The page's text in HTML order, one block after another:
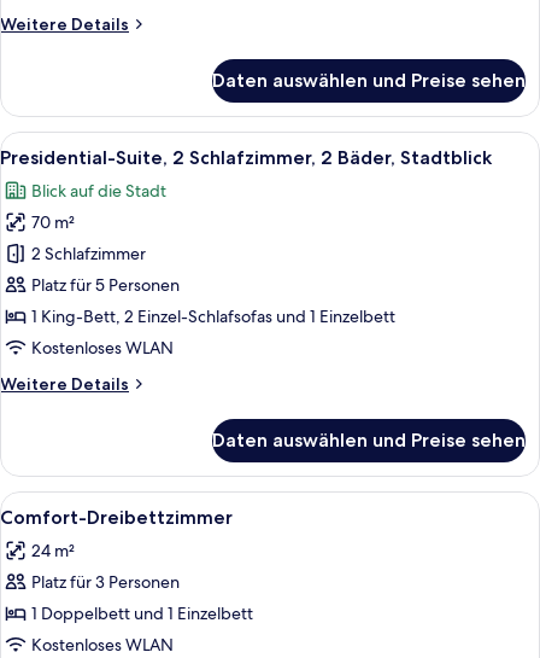
Weitere Details
Weitere
Loft
Daten auswählen und Preise sehen
Alle
Fotos
für
Presidential-
Suite,
2 Schlafzimmer,
2
Bäder,
anzeigen
Ein modernes Badezimmer mit
4
Presidential-Suite, 2 Schlafzimmer, 2 Bäder, Stadtblick
Blick auf die Stadt
70 m²
2 Schlafzimmer
Platz für 5 Personen
1 King-Bett, 2 Einzel-Schlafsofas und 1 Einzelbett
Kostenloses WLAN
Weitere Details
Weitere
Suite,
2 Schlafzimmer,
2
Stadtblick
Daten auswählen und Preise sehen
Alle
Fotos
für
Comfort-
Dreibettzimmer
anzeigen
Ein Hotelzimmer mit einem großen
4
Comfort-Dreibettzimmer
24 m²
Platz für 3 Personen
1 Doppelbett und 1 Einzelbett
Kostenloses WLAN